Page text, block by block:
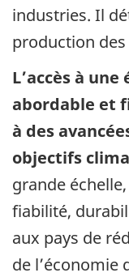
industries. Il
production
L’accès à
abordable et
à des
objectifs
grande
fiabilité,
aux pays de
de l’économie